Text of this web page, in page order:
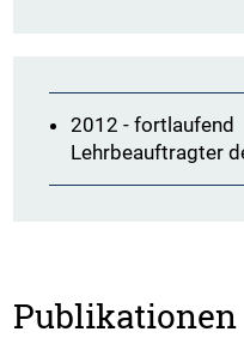
2012 - fortlaufend
Lehrbeauftragter
Publikationen